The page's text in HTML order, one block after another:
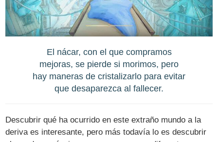
El nácar, con el que compramos
mejoras, se pierde si morimos, pero
hay maneras de cristalizarlo para evitar
que desaparezca al fallecer.
Descubrir qué ha ocurrido en este extraño mundo a la
deriva es interesante, pero más todavía lo es descubrir